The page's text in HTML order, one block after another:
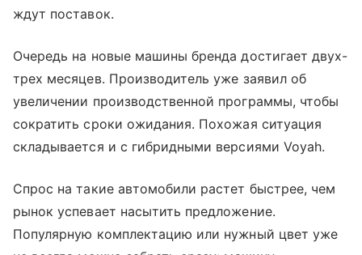
ждут поставок.
Очередь на новые машины бренда достигает двух-
трех месяцев. Производитель уже заявил об
увеличении производственной программы, чтобы
сократить сроки ожидания. Похожая ситуация
складывается и с гибридными версиями Voyah.
Спрос на такие автомобили растет быстрее, чем
рынок успевает насытить предложение.
Популярную комплектацию или нужный цвет уже